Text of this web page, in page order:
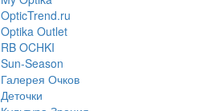
OpticTrend.ru
Optika Outlet
RB OCHKI
Sun-Season
Галерея Очков
Деточки